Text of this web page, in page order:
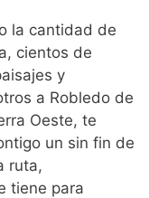
la cantidad de
cientos de
y
a Robledo de
Oeste, te
un sin fin de
ruta,
tiene para